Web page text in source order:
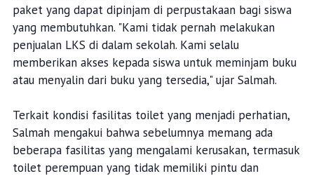
paket yang dapat dipinjam di perpustakaan bagi siswa
yang membutuhkan. "Kami tidak pernah melakukan
penjualan LKS di dalam sekolah. Kami selalu
memberikan akses kepada siswa untuk meminjam buku
atau menyalin dari buku yang tersedia," ujar Salmah.
Terkait kondisi fasilitas toilet yang menjadi perhatian,
Salmah mengakui bahwa sebelumnya memang ada
beberapa fasilitas yang mengalami kerusakan, termasuk
toilet perempuan yang tidak memiliki pintu dan